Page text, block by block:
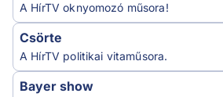
A HírTV oknyomozó műsora!
Csörte
A HírTV politikai vitaműsora.
Bayer show